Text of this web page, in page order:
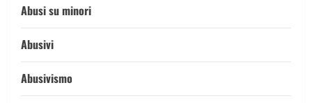
Abusi su minori
Abusivi
Abusivismo